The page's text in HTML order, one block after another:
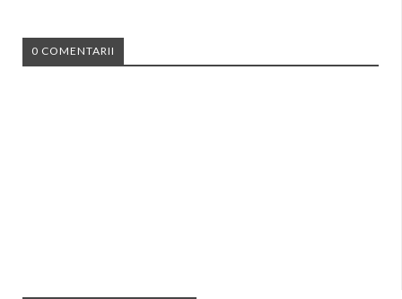
0 COMENTARII